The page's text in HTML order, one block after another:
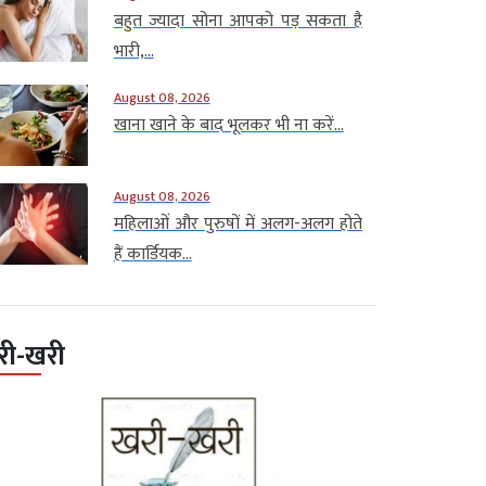
बहुत ज्यादा सोना आपको पड़ सकता है
भारी,...
August 08, 2026
खाना खाने के बाद भूलकर भी ना करें...
August 08, 2026
महिलाओं और पुरुषों में अलग-अलग होते
हैं कार्डियक...
खरी